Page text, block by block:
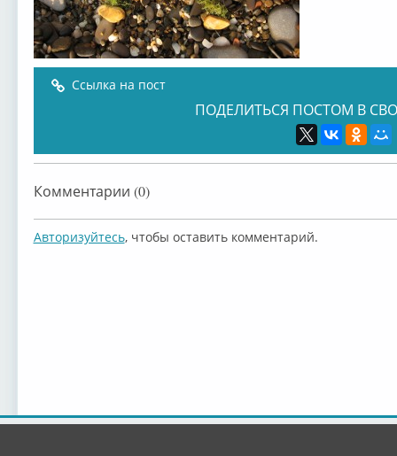
Ссылка на пост
ПОДЕЛИТЬСЯ ПОСТОМ В
Комментарии (0)
Авторизуйтесь, чтобы оставить комментарий.